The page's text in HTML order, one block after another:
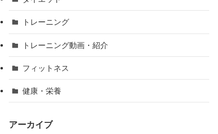
トレーニング
トレーニング動画・紹介
フィットネス
健康・栄養
アーカイブ